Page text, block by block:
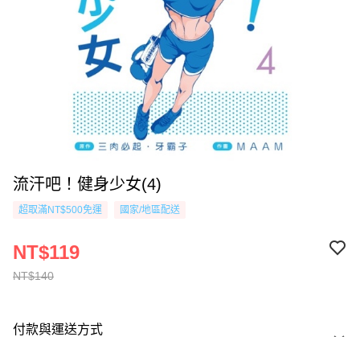
流汗吧！健身少女(4)
超取滿NT$500免運 國家/地區配送
NT$140
NT$119
付款與運送方式